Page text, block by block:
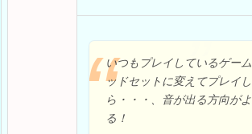
いつもプレイしているゲー
ッドセットに変えてプレイ
ら・・・、音が出る方向が
る！